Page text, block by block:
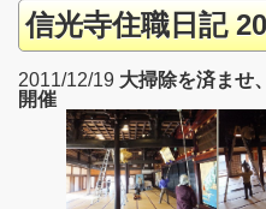
信光寺住職日記
2011/12/19 大掃除を済ませ
開催